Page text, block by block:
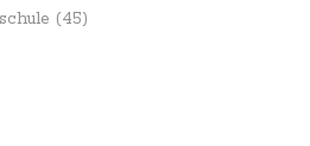
(45)